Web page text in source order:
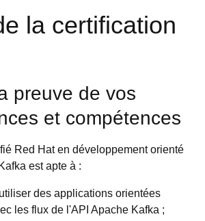
la certification
preuve de vos
et compétences
Red Hat en développement orienté
est apte à :
des applications orientées
les flux de l'API Apache Kafka ;